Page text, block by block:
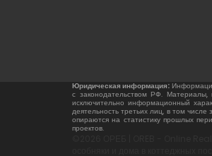
Юридическая информация:
с законодательством РФ.
исключительно информационный
деятельность третьих лиц, в том
опираются на статистику прошлых
проектов.